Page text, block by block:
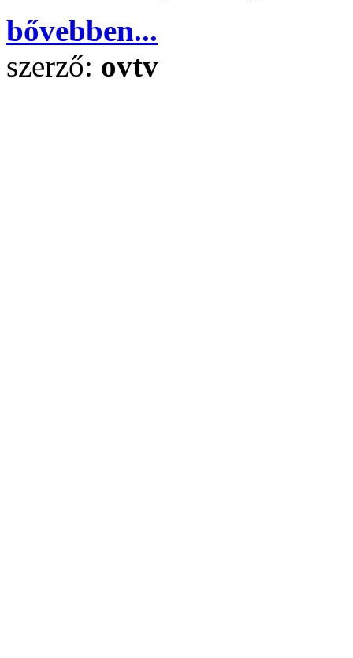
bővebben...
szerző: ovtv